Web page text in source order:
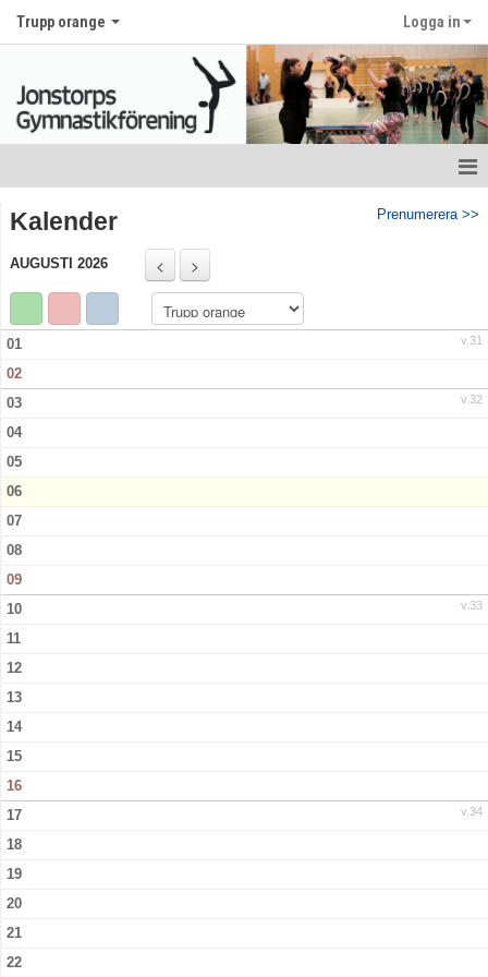
Trupp orange Logga in
Kalender
Bildgalleri
Dokument
Kontakt
Prenumerera >>
Kalender
AUGUSTI 2026
v.31
01
02
v.32
03
04
05
06
07
08
09
v.33
10
11
12
13
14
15
16
v.34
17
18
19
20
21
22